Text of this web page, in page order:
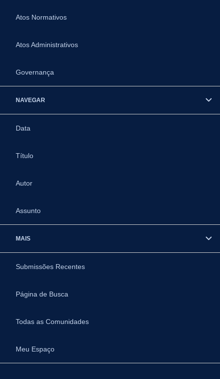
Atos Normativos
Atos Administrativos
Governança
NAVEGAR
Data
Título
Autor
Assunto
MAIS
Submissões Recentes
Página de Busca
Todas as Comunidades
Meu Espaço